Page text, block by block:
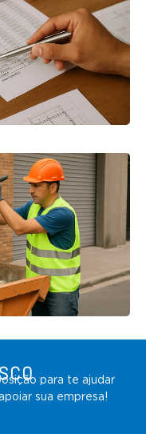
para te ajudar
sua empresa!